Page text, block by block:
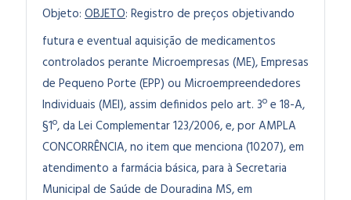
Objeto: OBJETO: Registro de preços objetivando
futura e eventual aquisição de medicamentos
controlados perante Microempresas (ME), Empresas
de Pequeno Porte (EPP) ou Microempreendedores
Individuais (MEI), assim definidos pelo art. 3º e 18-A,
§1º, da Lei Complementar 123/2006, e, por AMPLA
CONCORRÊNCIA, no item que menciona (10207), em
atendimento a farmácia básica, para à Secretaria
Municipal de Saúde de Douradina MS, em